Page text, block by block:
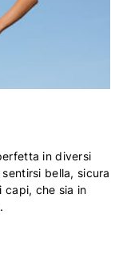
in diversi
bella, sicura
capi, che sia in